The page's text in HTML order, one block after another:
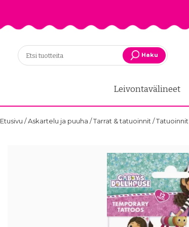
Haku
Leivontavälineet
Etusivu /Askartelu ja puuha /Tarrat & tatuoinnit /Tatuoinnit